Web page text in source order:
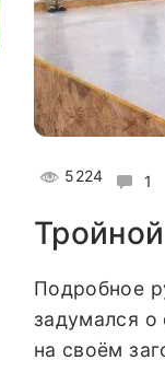
5224 1
Подробное
задумался о
на своём